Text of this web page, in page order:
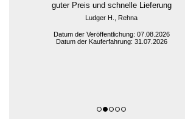
guter Preis und schnelle Lieferung
Ludger H., Rehna
Datum der Veröffentlichung: 07.08.2026
Datum der Kauferfahrung: 31.07.2026